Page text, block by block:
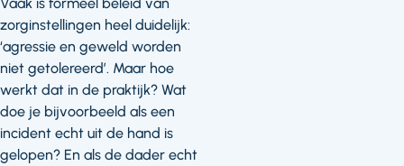
zorginstellingen heel duidelijk:
‘agressie en geweld worden
niet getolereerd’. Maar hoe
werkt dat in de praktijk? Wat
doe je bijvoorbeeld als een
incident echt uit de hand is
gelopen? En als de dader echt